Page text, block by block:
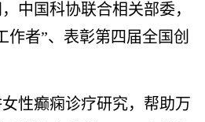
中国科协联合相关部委，
作者”、表彰第四届全国创
性癫痫诊疗研究，帮助万